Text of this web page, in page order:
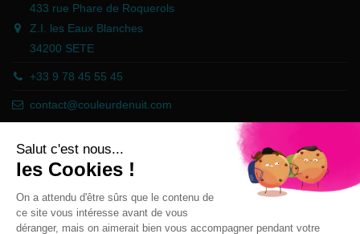
433 rue Phare de Roquerols
Z.I. les Eaux Blanches
34200 SETE
+33 9 78 45 55 45
contact@couleurdenuit.com
Händler zugelassen von Gesellschaft für Garantierte Bewertungen,
Klicken Sie hier